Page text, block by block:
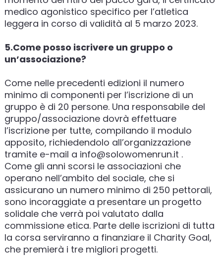
medico agonistico specifico per l’atletica
leggera in corso di validità al 5 marzo 2023.
5.Come posso iscrivere un gruppo o
un’associazione?
Come nelle precedenti edizioni il numero
minimo di componenti per l’iscrizione di un
gruppo è di 20 persone. Una responsabile del
gruppo/associazione dovrà effettuare
l’iscrizione per tutte, compilando il modulo
apposito, richiedendolo all’organizzazione
tramite e-mail a info@solowomenrun.it .
Come gli anni scorsi le associazioni che
operano nell’ambito del sociale, che si
assicurano un numero minimo di 250 pettorali,
sono incoraggiate a presentare un progetto
solidale che verrà poi valutato dalla
commissione etica. Parte delle iscrizioni di tutta
la corsa serviranno a finanziare il Charity Goal,
che premierà i tre migliori progetti.